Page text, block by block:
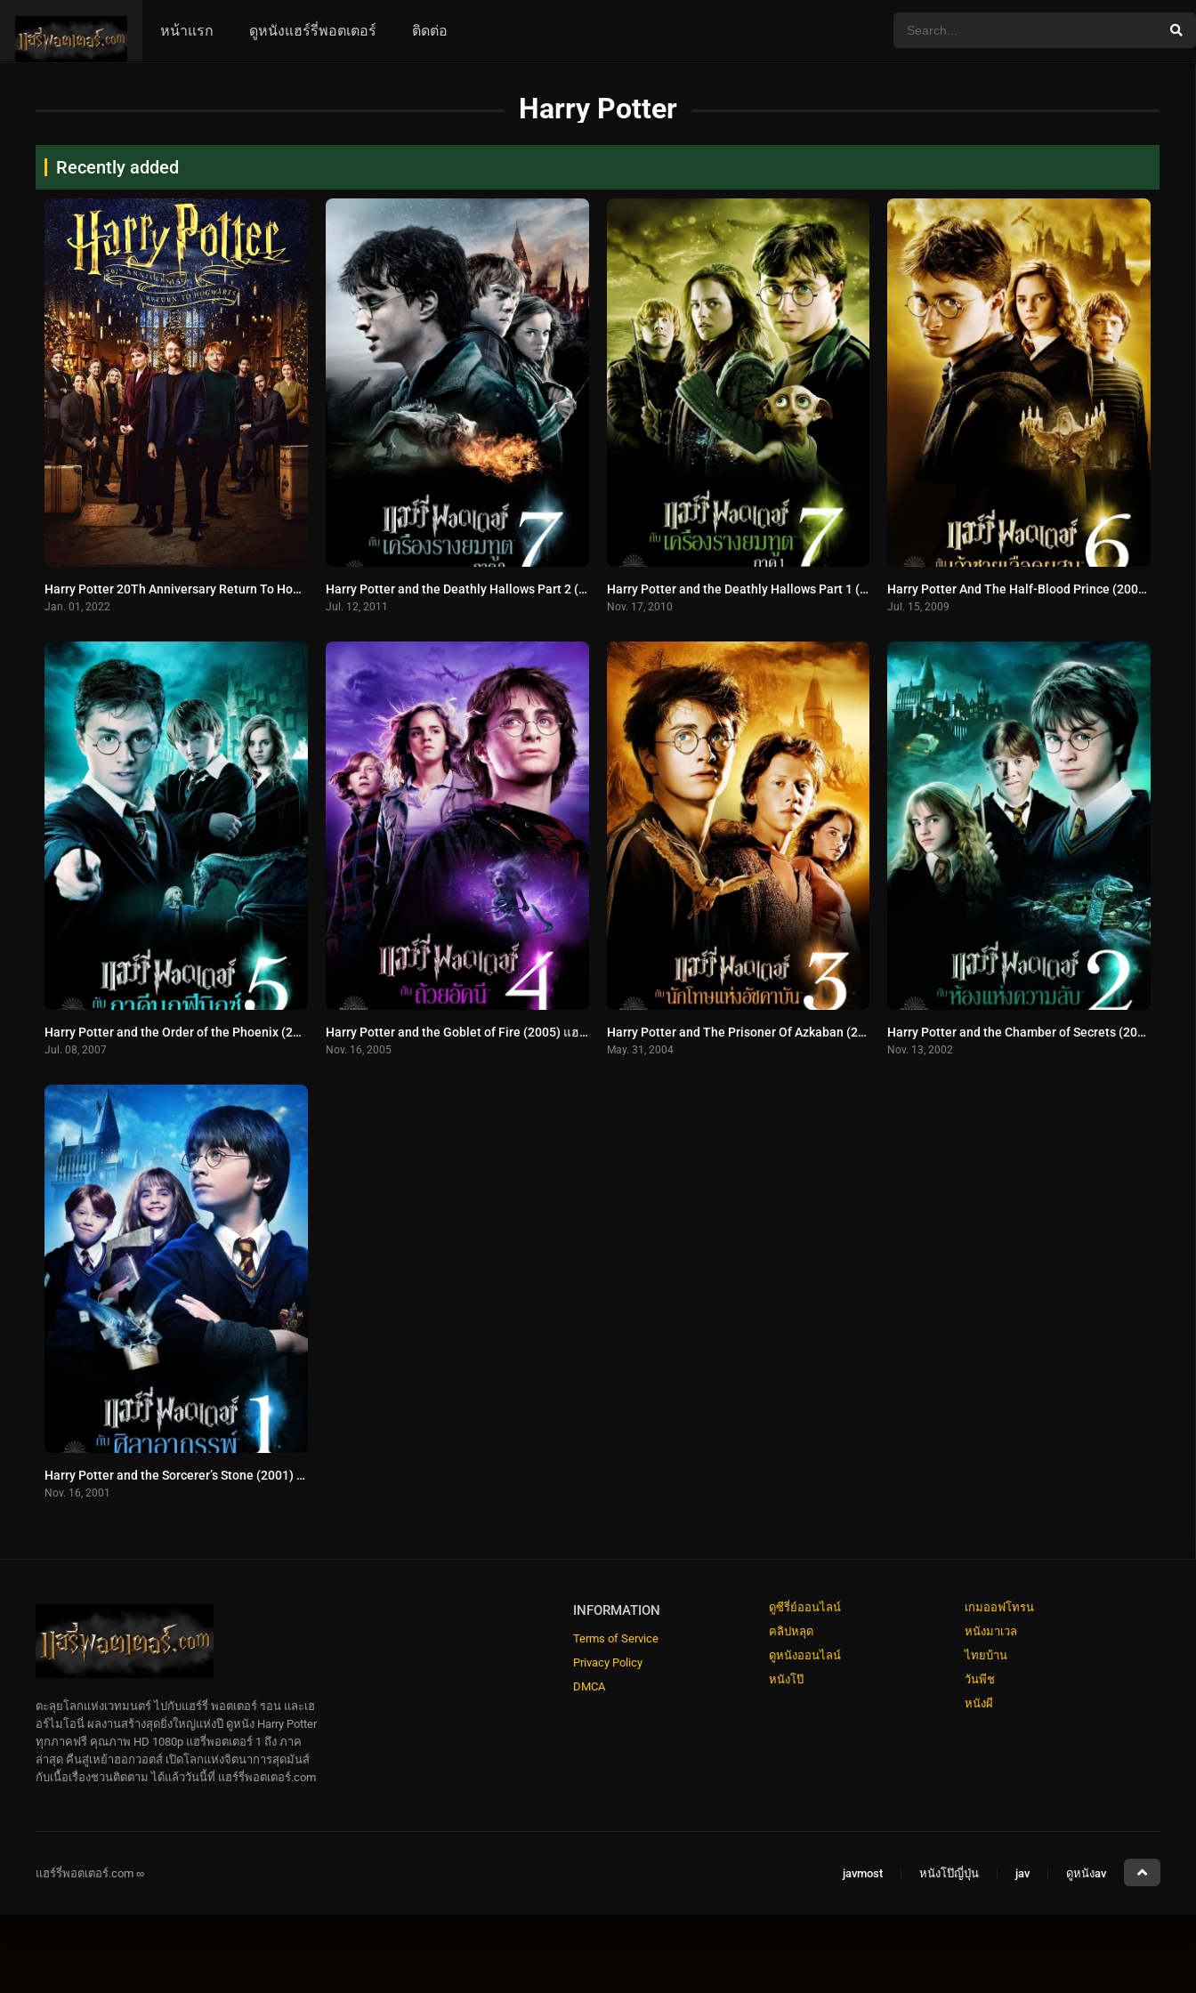
หน้าแรก ดูหนังแฮร์รี่พอตเตอร์ ติดต่อ
Harry Potter
Recently added
Harry Potter 20Th Anniversary Return To Hogwarts (2022) ครบรอบ 20 ปีแฮร์รี่ พอตเตอร์ คืนสู่เหย้าฮอกวอตส์
Jan. 01, 2022
Harry Potter and the Deathly Hallows Part 2 (2011) แฮร์รี่ พอตเตอร์ กับ เครื่องรางยมฑูต ตอน 2
Jul. 12, 2011
Harry Potter and the Deathly Hallows Part 1 (2010) แฮร์รี่ พอตเตอร์ กับ เครื่องรางยมฑูต ตอน 1
Nov. 17, 2010
Harry Potter And The Half-Blood Prince (2009) แฮร์รี่ พอตเตอร์กับเจ้าชายเลือดผสม
Jul. 15, 2009
Harry Potter and the Order of the Phoenix (2007) แฮร์รี่ พอตเตอร์กับภาคีนกฟีนิกซ์
Jul. 08, 2007
Harry Potter and the Goblet of Fire (2005) แฮร์รี่ พอตเตอร์กับถ้วยอัคนี
Nov. 16, 2005
Harry Potter and The Prisoner Of Azkaban (2004) แฮร์รี่ พอตเตอร์กับนักโทษแห่งอัซคาบัน
May. 31, 2004
Harry Potter and the Chamber of Secrets (2002) แฮร์รี่ พอตเตอร์กับห้องแห่งความลับ
Nov. 13, 2002
Harry Potter and the Sorcerer’s Stone (2001) แฮร์รี่ พอตเตอร์กับศิลาอาถรรพ์
Nov. 16, 2001
INFORMATION
Terms of Service
Privacy Policy
DMCA
ดูซีรี่ย์ออนไลน์
คลิปหลุด
ดูหนังออนไลน์
หนังโป๊
เกมออฟโทรน
หนังมาเวล
ไทยบ้าน
วันพีช
หนังผี
ตะลุยโลกแห่งเวทมนตร์ ไปกับแฮร์รี่ พอตเตอร์ รอน และเฮ
อร์ไมโอนี่ ผลงานสร้างสุดยิ่งใหญ่แห่งปี ดูหนัง Harry Potter
ทุกภาคฟรี คุณภาพ HD 1080p แฮรี่พอตเตอร์ 1 ถึง ภาค
ล่าสุด คืนสู่เหย้าฮอกวอตส์ เปิดโลกแห่งจิตนาการสุดมันส์
กับเนื้อเรื่องชวนติดตาม ได้แล้ววันนี้ที่ แฮร์รี่พอตเตอร์.com
แฮร์รี่พอตเตอร์.com ∞ javmost หนังโป๊ญี่ปุ่น jav ดูหนังav